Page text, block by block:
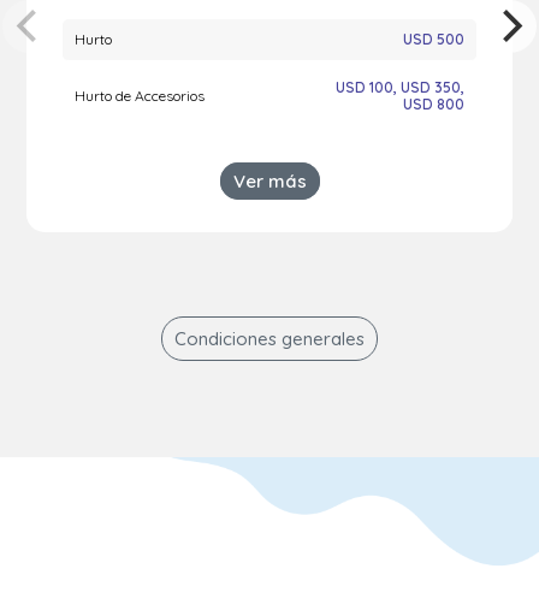
Hurto USD 500
Hurto de Accesorios
USD 100, USD 350,
USD 800
Ver más
Condiciones generales